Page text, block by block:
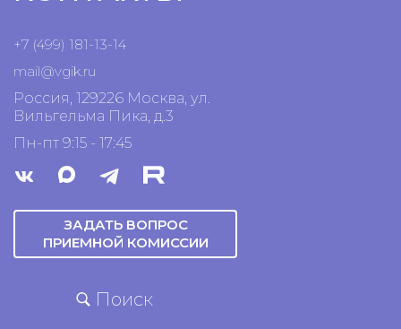
+7 (499) 181-13-14
mail@vgik.ru
Россия, 129226 Москва, ул.
Вильгельма Пика, д.3
Пн-пт 9:15 - 17:45
ЗАДАТЬ ВОПРОС
ПРИЕМНОЙ КОМИССИИ
Поиск